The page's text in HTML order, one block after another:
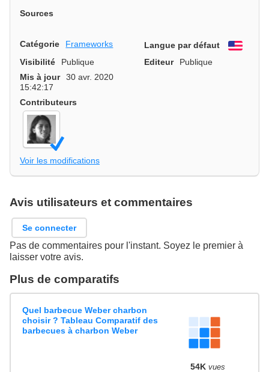
Sources
Catégorie Frameworks Langue par défaut
Visibilité
Publique Editeur
Publique
Mis à jour
30 avr. 2020
15:42:17
Contributeurs
Voir les modifications
Avis utilisateurs et commentaires
Se connecter
Pas de commentaires pour l'instant. Soyez le premier à
laisser votre avis.
Plus de comparatifs
Quel barbecue Weber charbon
choisir ? Tableau Comparatif des
barbecues à charbon Weber
54K vues